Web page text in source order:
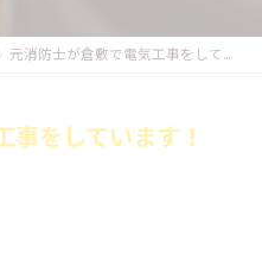
元消防士が倉敷で電気工事をしています！UNO設備へどうぞ！
をしています！